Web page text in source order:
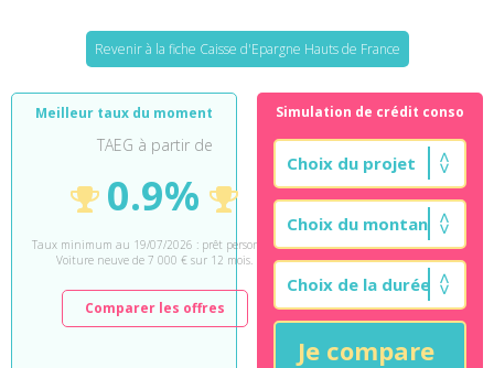
Revenir à la fiche Caisse d'Epargne Hauts de France
Meilleur taux du moment
TAEG à partir de
0.9%
Taux minimum au 19/07/2026 : prêt personnel
Voiture neuve de 7 000 € sur 12 mois.
Comparer les offres
Simulation de crédit conso
Je compare